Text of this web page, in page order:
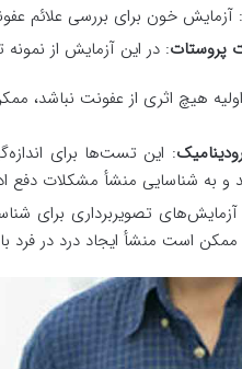
: آزمایش خون برای بررسی علائم
پروستات: در این آزمایش از
هیچ اثری از عفونت نباشد،
: این تست‌ها برای
و به شناسایی منشأ مشکلات دفع
تصویربرداری برای
ممکن است منشأ ایجاد درد در فرد